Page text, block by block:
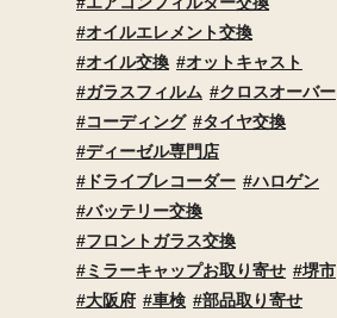
オイルエレメント交換
オイル交換
オットキャスト
ガラスフィルム
クロスオーバー
コーディング
タイヤ交換
ディーゼル専門店
ドライブレコーダー
ハロゲン
バッテリー交換
フロントガラス交換
ミラーキャップお取り寄せ
堺市
大阪府
車検
部品取り寄せ